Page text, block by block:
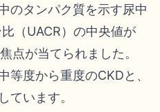
のタンパク質を示す尿中
（UACR）の中央値が
点が当てられました。
等度から重度のCKDと、
ています。